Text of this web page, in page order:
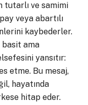
tutarlı ve samimi
veya abartılı
kaybederler.
basit ama
yansıtır:
etme. Bu mesaj,
hayatında
hitap eder.